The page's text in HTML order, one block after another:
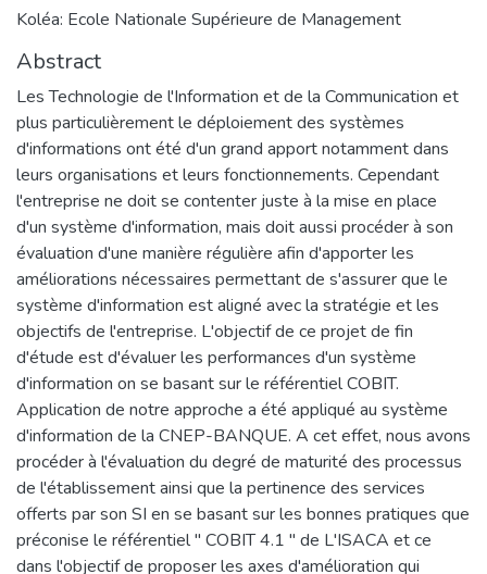
Koléa: Ecole Nationale Supérieure de Management
Abstract
Les Technologie de l'Information et de la Communication et
plus particulièrement le déploiement des systèmes
d'informations ont été d'un grand apport notamment dans
leurs organisations et leurs fonctionnements. Cependant
l'entreprise ne doit se contenter juste à la mise en place
d'un système d'information, mais doit aussi procéder à son
évaluation d'une manière régulière afin d'apporter les
améliorations nécessaires permettant de s'assurer que le
système d'information est aligné avec la stratégie et les
objectifs de l'entreprise. L'objectif de ce projet de fin
d'étude est d'évaluer les performances d'un système
d'information on se basant sur le référentiel COBIT.
Application de notre approche a été appliqué au système
d'information de la CNEP-BANQUE. A cet effet, nous avons
procéder à l'évaluation du degré de maturité des processus
de l'établissement ainsi que la pertinence des services
offerts par son SI en se basant sur les bonnes pratiques que
préconise le référentiel " COBIT 4.1 " de L'ISACA et ce
dans l'objectif de proposer les axes d'amélioration qui